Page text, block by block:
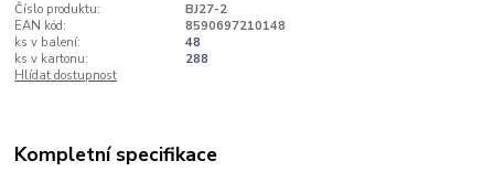
Číslo produktu:
BJ27-2
EAN kód:
8590697210148
ks v balení:
48
ks v kartonu:
288
Hlídat dostupnost
Kompletní specifikace